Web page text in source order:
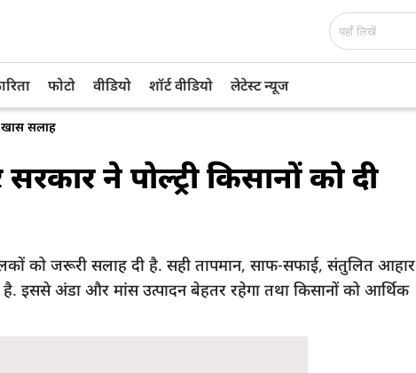
फोटो वीडियो शॉर्ट वीडियो लेटेस्ट न्यूज
खास सलाह
ने पोल्ट्री किसानों को दी
को जरूरी सलाह दी है. सही तापमान, साफ-सफाई, संतुलित आहार
है. इससे अंडा और मांस उत्पादन बेहतर रहेगा तथा किसानों को आर्थिक